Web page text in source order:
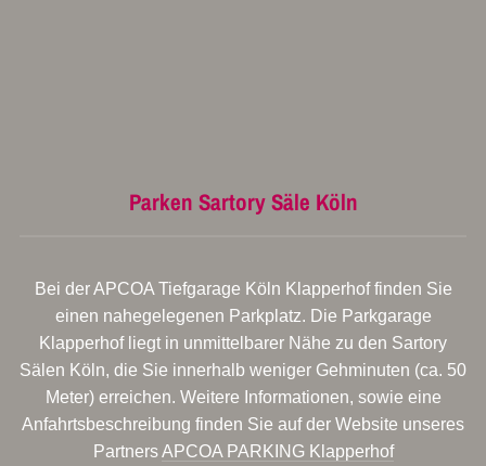
Parken Sartory Säle Köln
Bei der APCOA Tiefgarage Köln Klapperhof finden Sie
einen nahegelegenen Parkplatz. Die Parkgarage
Klapperhof liegt in unmittelbarer Nähe zu den Sartory
Sälen Köln, die Sie innerhalb weniger Gehminuten (ca. 50
Meter) erreichen. Weitere Informationen, sowie eine
Anfahrtsbeschreibung finden Sie auf der Website unseres
PartnersAPCOA PARKING Klapperhof